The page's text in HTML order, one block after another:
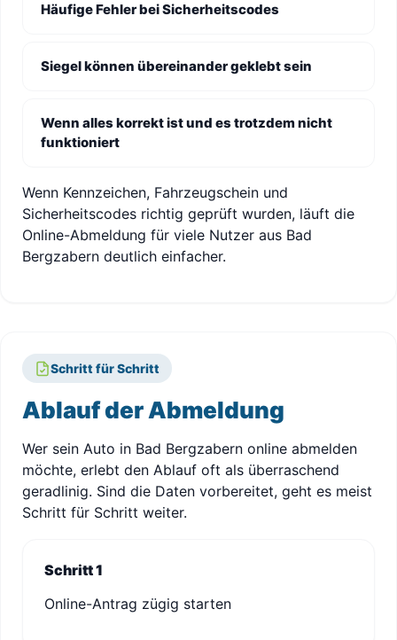
Häufige Fehler bei Sicherheitscodes
Siegel können übereinander geklebt sein
Wenn alles korrekt ist und es trotzdem nicht
funktioniert
Wenn Kennzeichen, Fahrzeugschein und
Sicherheitscodes richtig geprüft wurden, läuft die
Online-Abmeldung für viele Nutzer aus Bad
Bergzabern deutlich einfacher.
Schritt für Schritt
Ablauf der Abmeldung
Wer sein Auto in Bad Bergzabern online abmelden
möchte, erlebt den Ablauf oft als überraschend
geradlinig. Sind die Daten vorbereitet, geht es meist
Schritt für Schritt weiter.
Schritt 1
Online-Antrag zügig starten